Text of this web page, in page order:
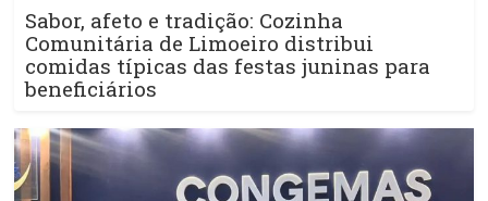
Sabor, afeto e tradição: Cozinha
Comunitária de Limoeiro distribui
comidas típicas das festas juninas para
beneficiários